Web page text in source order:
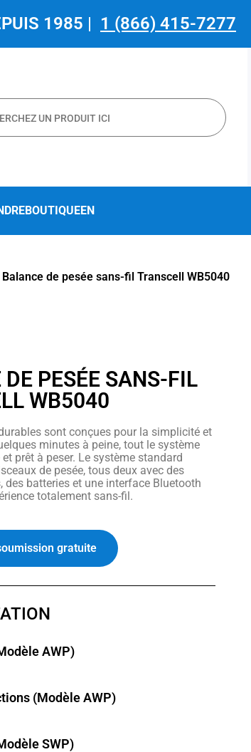
1985 | 1 (866) 415-7277
BOUTIQUEEN
de pesée sans-fil Transcell WB5040
PESÉE SANS-FIL
WB5040
sont conçues pour la simplicité et
minutes à peine, tout le système
prêt à peser. Le système standard
de pesée, tous deux avec des
des batteries et une interface Bluetooth
totalement sans-fil.
gratuite
AWP)
(Modèle AWP)
SWP)